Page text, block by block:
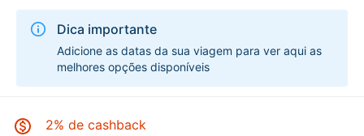
Dica importante
Adicione as datas da sua viagem para ver aqui as
melhores opções disponíveis
2% de cashback